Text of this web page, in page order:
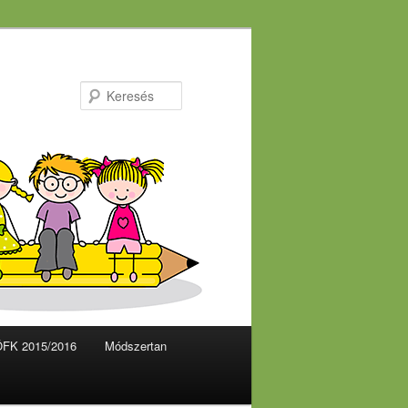
2015/2016 Módszertan